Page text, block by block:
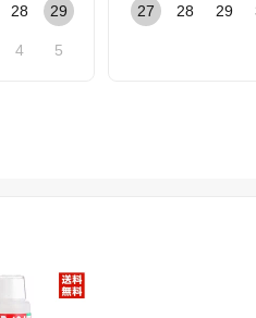
28 29
4 5
27 28 29